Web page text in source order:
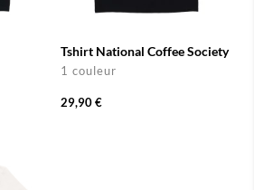
Tshirt National Coffee Society
1 couleur
29,90 €